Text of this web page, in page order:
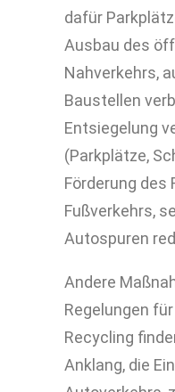
dafür
Ausbau des
Nahverkehrs,
Baustellen
Entsiegelung
(Parkplätze,
Förderung des
Fußverkehrs,
Autospuren
Andere
Regelungen
Recycling
Anklang, die